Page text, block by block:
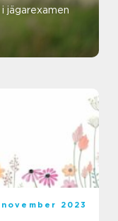
jägarexamen
2023